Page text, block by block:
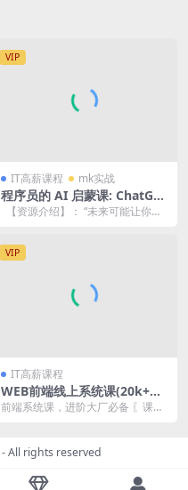
VIP
IT高薪课程 mk实战
程序员的 AI 启蒙课: ChatGPT
让你 1 人顶 3 人
【资源介绍】： “未来可能让你失
VIP
IT高薪课程
WEB前端线上系统课(20k+标
准)|2023年|重磅首发|无秘更
前端系统课，进阶大厂必备 〖课程
- All rights reserved